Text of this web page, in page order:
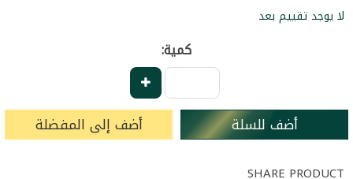
لا يوجد تقييم بعد
كمية:
أضف للسلة أضف إلى المفضلة
SHARE PRODUCT